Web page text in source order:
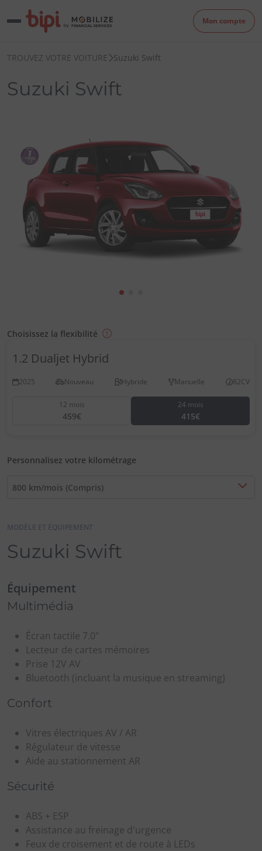
Mon compte
TROUVEZ VOTRE VOITURE Suzuki Swift
Suzuki Swift
Choisissez la flexibilité
1.2 Dualjet Hybrid
2025 Nouveau Hybride Manuelle 82CV
12 mois
459€
24 mois
415€
Personnalisez votre kilométrage
800 km/mois (Compris)
MODÈLE ET ÉQUIPEMENT
Suzuki Swift
Équipement
Multimédia
Écran tactile 7.0"
Lecteur de cartes mémoires
Prise 12V AV
Bluetooth (incluant la musique en streaming)
Confort
Vitres électriques AV / AR
Régulateur de vitesse
Aide au stationnement AR
Sécurité
ABS + ESP
Assistance au freinage d'urgence
Feux de croisement et de route à LEDs